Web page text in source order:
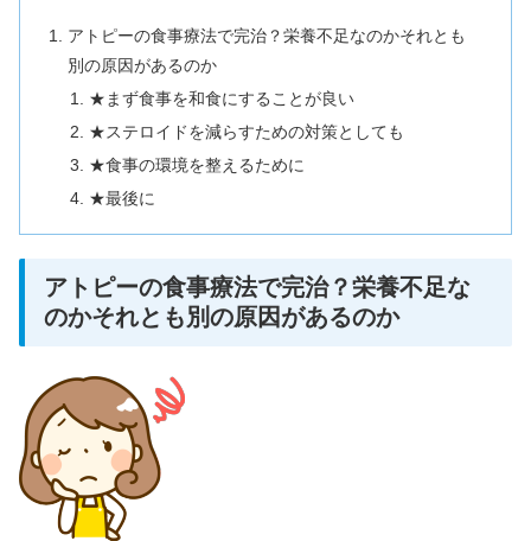
アトピーの食事療法で完治？栄養不足なのかそれとも
別の原因があるのか
★まず食事を和食にすることが良い
★ステロイドを減らすための対策としても
★食事の環境を整えるために
★最後に
アトピーの食事療法で完治？栄養不足な
のかそれとも別の原因があるのか